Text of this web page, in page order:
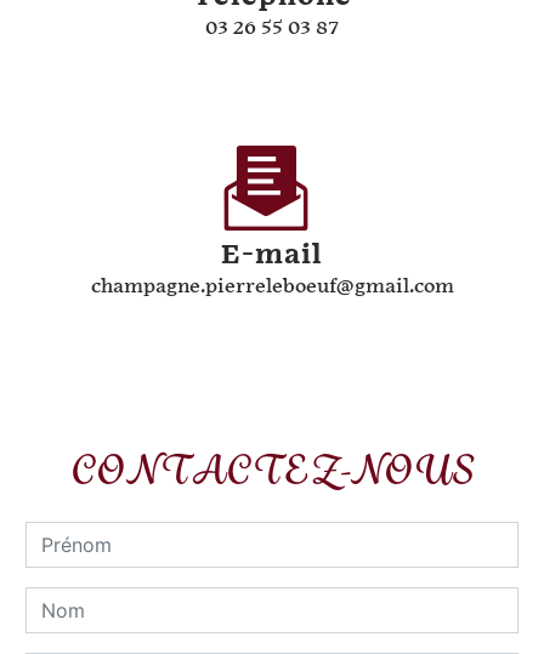
03 26 55 03 87
E-mail
champagne.pierreleboeuf@gmail.com
CONTACTEZ-NOUS